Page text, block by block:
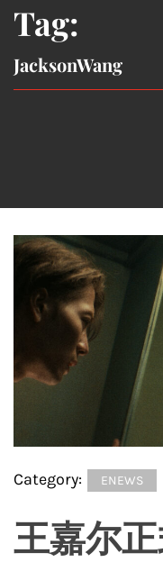
Tag:
JacksonWang
Category: ENEWS
王嘉尔